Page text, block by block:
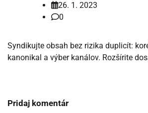
26. 1. 2023
0
Syndikujte obsah bez rizika duplicít:
kanonikal a výber kanálov. Rozšírite
Pridaj komentár